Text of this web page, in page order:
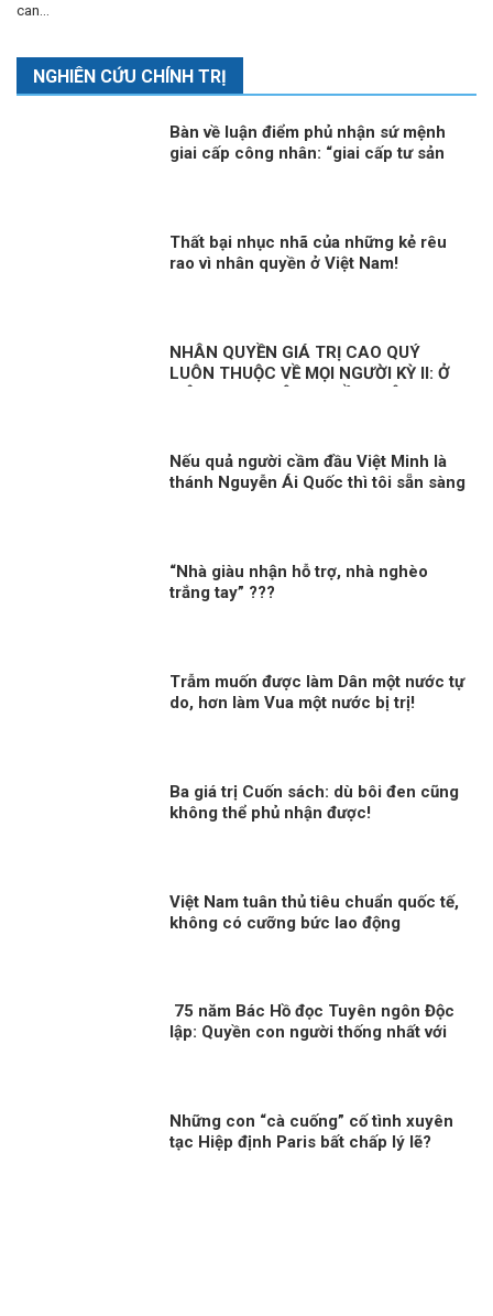
can...
NGHIÊN CỨU CHÍNH TRỊ
Bàn về luận điểm phủ nhận sứ mệnh
giai cấp công nhân: “giai cấp tư sản
Thất bại nhục nhã của những kẻ rêu
rao vì nhân quyền ở Việt Nam!
NHÂN QUYỀN GIÁ TRỊ CAO QUÝ
LUÔN THUỘC VỀ MỌI NGƯỜI KỲ II: Ở
Nếu quả người cầm đầu Việt Minh là
thánh Nguyễn Ái Quốc thì tôi sẵn sàng
“Nhà giàu nhận hỗ trợ, nhà nghèo
trắng tay” ???
Trẫm muốn được làm Dân một nước tự
do, hơn làm Vua một nước bị trị!
Ba giá trị Cuốn sách: dù bôi đen cũng
không thể phủ nhận được!
Việt Nam tuân thủ tiêu chuẩn quốc tế,
không có cưỡng bức lao động
75 năm Bác Hồ đọc Tuyên ngôn Độc
lập: Quyền con người thống nhất với
Những con “cà cuống” cố tình xuyên
tạc Hiệp định Paris bất chấp lý lẽ?